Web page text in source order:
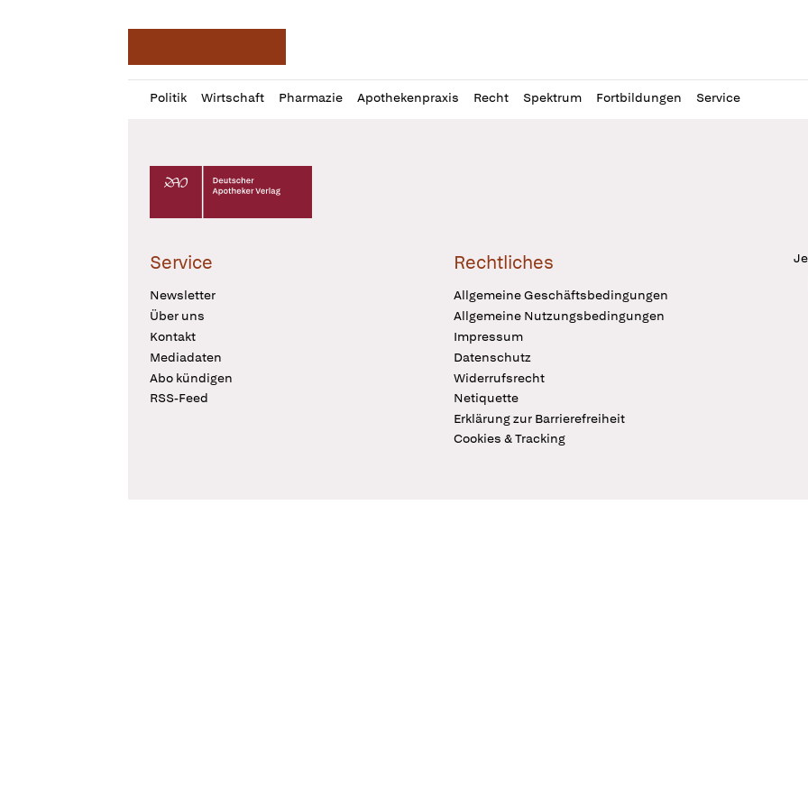
Politik Wirtschaft Pharmazie Apothekenpraxis Recht Spektrum Fortbildungen Service
Profil
öffnen
Daz
Pur
Deutscher Apotheker Verlag Logo
Service
Newsletter
Über uns
Kontakt
Mediadaten
Abo kündigen
RSS-Feed
Rechtliches
Allgemeine Geschäftsbedingungen
Allgemeine Nutzungsbedingungen
Impressum
Datenschutz
Widerrufsrecht
Netiquette
Erklärung zur Barrierefreiheit
Cookies & Tracking